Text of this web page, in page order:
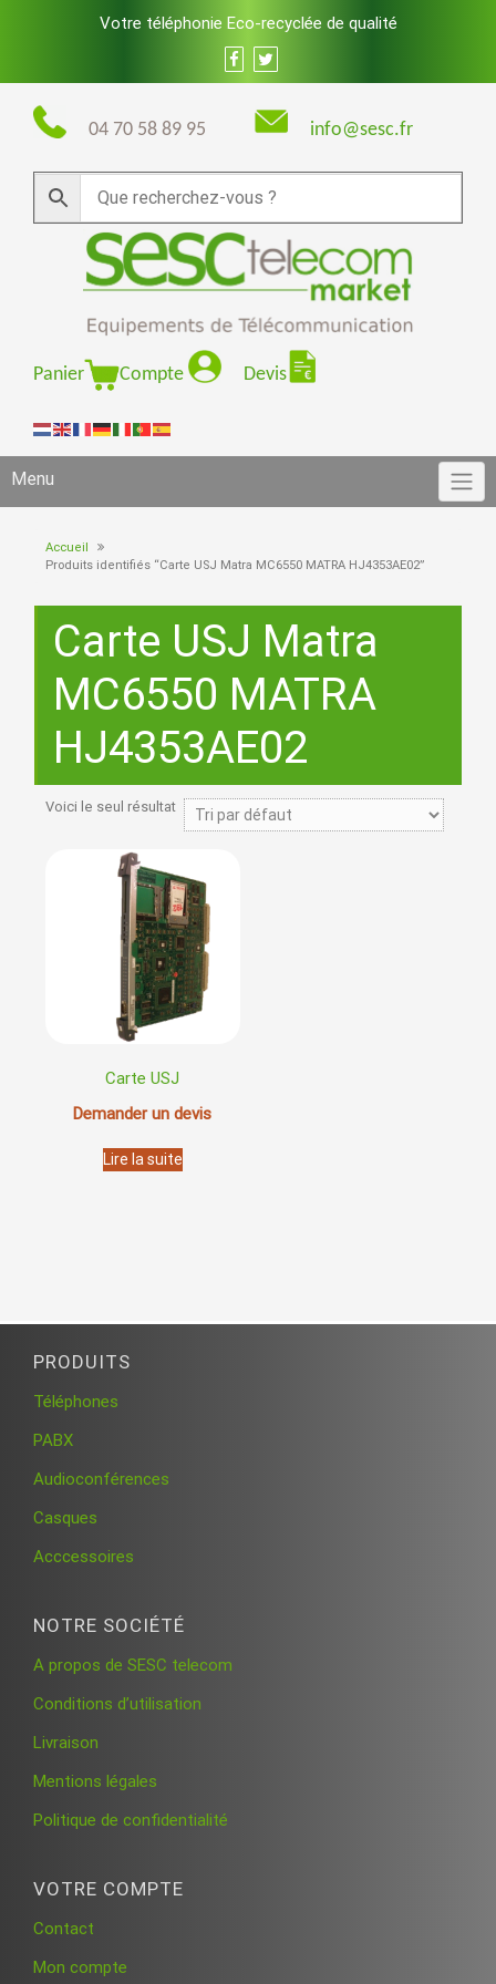
Votre téléphonie Eco-recyclée de qualité
04 70 58 89 95 info@sesc.fr
Panier Compte Devis
Menu
Accueil
Produits identifiés “Carte USJ Matra MC6550 MATRA HJ4353AE02”
Carte USJ Matra
MC6550 MATRA
HJ4353AE02
Voici le seul résultat
Carte USJ
Demander un devis
Lire la suite
PRODUITS
Téléphones
PABX
Audioconférences
Casques
Acccessoires
NOTRE SOCIÉTÉ
A propos de SESC telecom
Conditions d’utilisation
Livraison
Mentions légales
Politique de confidentialité
VOTRE COMPTE
Contact
Mon compte